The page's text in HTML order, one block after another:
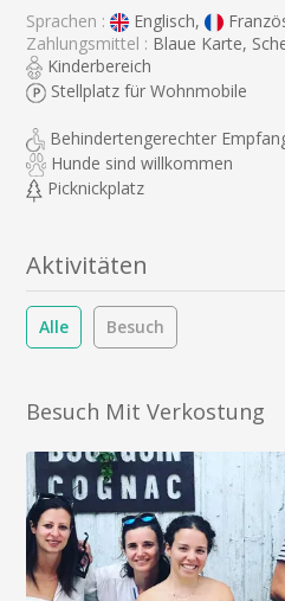
Sprachen : Englisch,
Zahlungsmittel : Blaue Karte,
Kinderbereich
Stellplatz für Wohnmobile
Behindertengerechter
Hunde sind willkommen
Picknickplatz
Aktivitäten
Alle Besuch
Besuch Mit Verkostung